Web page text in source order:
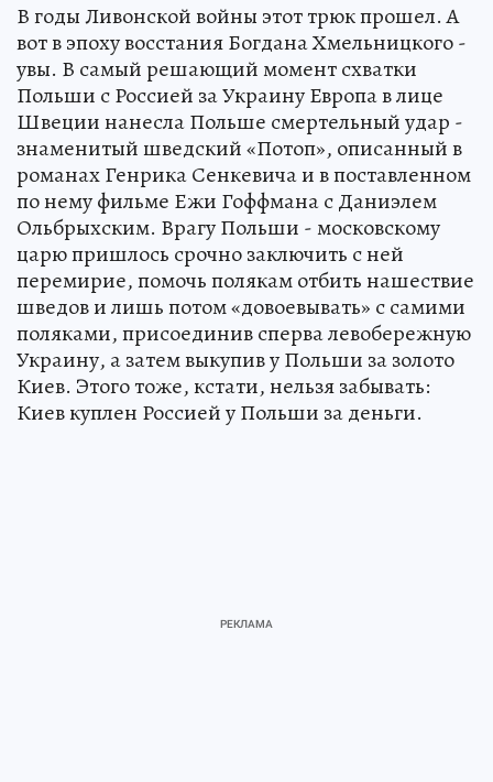
В годы Ливонской войны этот трюк прошел. А
вот в эпоху восстания Богдана Хмельницкого -
увы. В самый решающий момент схватки
Польши с Россией за Украину Европа в лице
Швеции нанесла Польше смертельный удар -
знаменитый шведский «Потоп», описанный в
романах Генрика Сенкевича и в поставленном
по нему фильме Ежи Гоффмана с Даниэлем
Ольбрыхским. Врагу Польши - московскому
царю пришлось срочно заключить с ней
перемирие, помочь полякам отбить нашествие
шведов и лишь потом «довоевывать» с самими
поляками, присоединив сперва левобережную
Украину, а затем выкупив у Польши за золото
Киев. Этого тоже, кстати, нельзя забывать:
Киев куплен Россией у Польши за деньги.